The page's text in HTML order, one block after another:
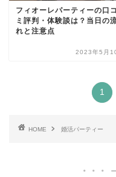
フィオーレパーティーの口コ
ミ評判・体験談は？当日の
れと注意点
2023年5月
1
HOME 婚活パーティー